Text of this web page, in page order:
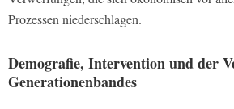
Prozessen niederschlagen.
Demografie, Intervention und der
Generationenbandes